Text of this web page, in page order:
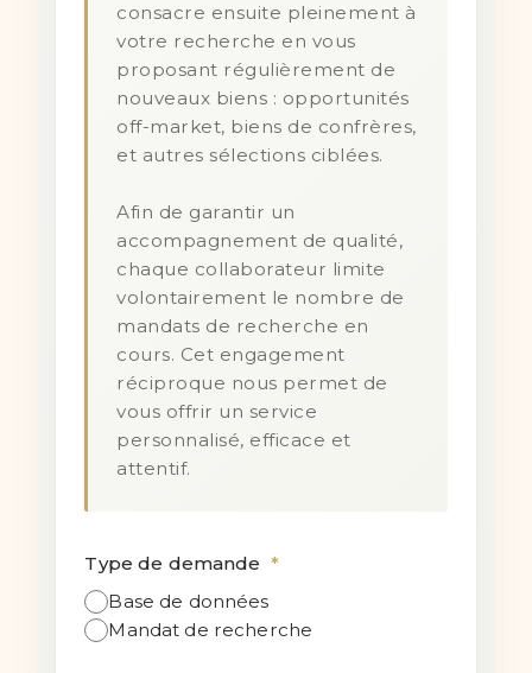
consacre ensuite pleinement à
votre recherche en vous
proposant régulièrement de
nouveaux biens : opportunités
off-market, biens de confrères,
et autres sélections ciblées.
Afin de garantir un
accompagnement de qualité,
chaque collaborateur limite
volontairement le nombre de
mandats de recherche en
cours. Cet engagement
réciproque nous permet de
vous offrir un service
personnalisé, efficace et
attentif.
Type de demande *
Base de données
Mandat de recherche